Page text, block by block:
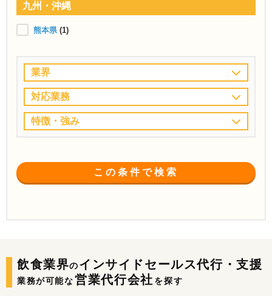
九州・沖縄
熊本県 (1)
業界
対応業務
特徴・強み
この条件で検索
飲食業界のインサイドセールス代行・支援
業務が可能な 営業代行会社 を探す